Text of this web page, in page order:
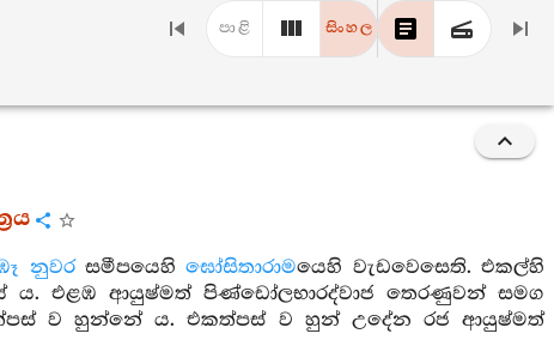
පාළි සිංහල
නුවරසමීපයෙහිඝෝසිතාරාමයෙහි වැඩවෙසෙති. එකල්හි
ය. එළඹ ආයුෂ්මත් පිණ්ඩෝලභාරද්වාජ තෙරණුවන් සමග
ව හුන්නේ ය. එකත්පස් ව හුන් උදේන රජ ආයුෂ්මත්